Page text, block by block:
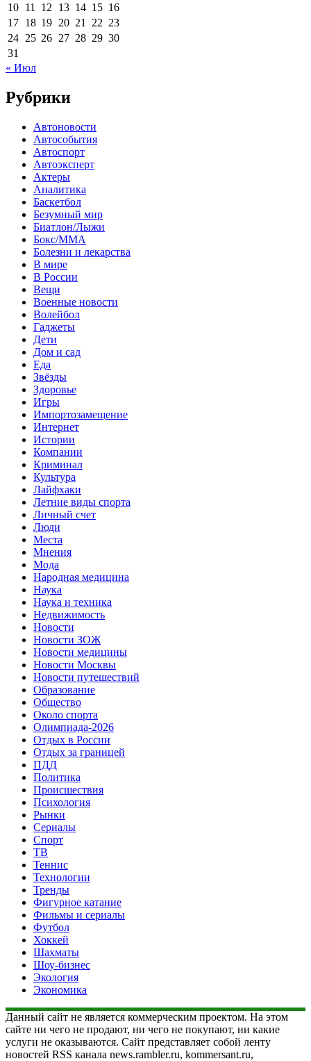
10 11 12 13 14 15 16
17 18 19 20 21 22 23
24 25 26 27 28 29 30
31
« Июл
Рубрики
Автоновости
Автособытия
Автоспорт
Автоэксперт
Актеры
Аналитика
Баскетбол
Безумный мир
Биатлон/Лыжи
Бокс/MMA
Болезни и лекарства
В мире
В России
Вещи
Военные новости
Волейбол
Гаджеты
Дети
Дом и сад
Еда
Звёзды
Здоровье
Игры
Импортозамещение
Интернет
Истории
Компании
Криминал
Культура
Лайфхаки
Летние виды спорта
Личный счет
Люди
Места
Мнения
Мода
Народная медицина
Наука
Наука и техника
Недвижимость
Новости
Новости ЗОЖ
Новости медицины
Новости Москвы
Новости путешествий
Образование
Общество
Около спорта
Олимпиада-2026
Отдых в России
Отдых за границей
ПДД
Политика
Происшествия
Психология
Рынки
Сериалы
Спорт
ТВ
Теннис
Технологии
Тренды
Фигурное катание
Фильмы и сериалы
Футбол
Хоккей
Шахматы
Шоу-бизнес
Экология
Экономика
Данный сайт не является коммерческим проектом. На этом
сайте ни чего не продают, ни чего не покупают, ни какие
услуги не оказываются. Сайт представляет собой ленту
новостей RSS канала news.rambler.ru, kommersant.ru,